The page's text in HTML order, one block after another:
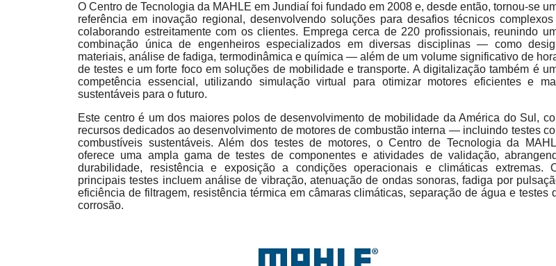
O Centro de Tecnologia da MAHLE em Jundiaí foi fundado em 2008 e, desde então, tornou-se
referência em inovação regional, desenvolvendo soluções para desafios técnicos
colaborando estreitamente com os clientes. Emprega cerca de 220 profissionais, reunindo
combinação única de engenheiros especializados em diversas disciplinas — como
materiais, análise de fadiga, termodinâmica e química — além de um volume significativo de
de testes e um forte foco em soluções de mobilidade e transporte. A digitalização também é
competência essencial, utilizando simulação virtual para otimizar motores eficientes e
sustentáveis para o futuro.
Este centro é um dos maiores polos de desenvolvimento de mobilidade da América do Sul,
recursos dedicados ao desenvolvimento de motores de combustão interna — incluindo testes
combustíveis sustentáveis. Além dos testes de motores, o Centro de Tecnologia da
oferece uma ampla gama de testes de componentes e atividades de validação,
durabilidade, resistência e exposição a condições operacionais e climáticas extremas.
principais testes incluem análise de vibração, atenuação de ondas sonoras, fadiga por
eficiência de filtragem, resistência térmica em câmaras climáticas, separação de água e testes
corrosão.